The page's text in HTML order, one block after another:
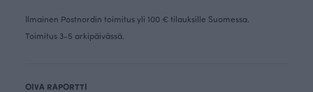
Ilmainen Postnordin toimitus yli 100 € tilauksille Suomessa.
Toimitus 3-5 arkipäivässä.
OIVA RAPORTTI